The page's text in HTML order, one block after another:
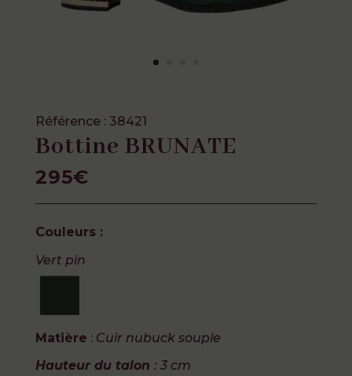
Référence : 38421
Bottine BRUNATE
295€
Couleurs :
Vert pin
Matière : Cuir nubuck souple
Hauteur du talon : 3 cm